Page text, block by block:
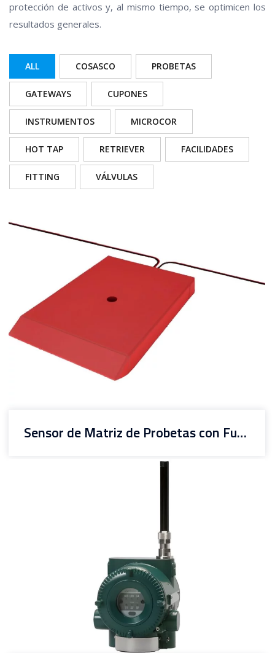
protección de activos y, al mismo tiempo, se optimicen los
resultados generales.
ALL COSASCO PROBETAS
GATEWAYS CUPONES
INSTRUMENTOS MICROCOR
HOT TAP RETRIEVER FACILIDADES
FITTING VÁLVULAS
Sensor de Matriz de Probetas con Fusibles de Corrosión CUI